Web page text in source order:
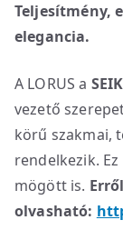
Teljesítmény,
elegancia.
A LORUS a
vezető
körű szakmai,
rendelkezik.
mögött is.
olvasható: